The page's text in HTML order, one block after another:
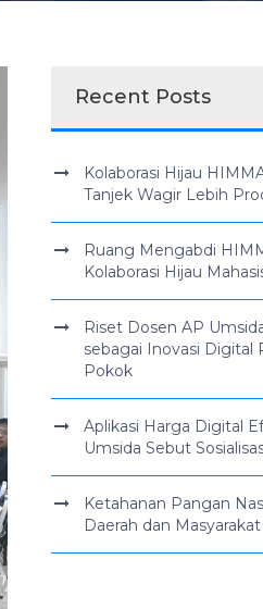
Recent Posts
Kolaborasi Hijau
Tanjek Wagir Lebih
Ruang Mengabdi
Kolaborasi Hijau
Riset Dosen AP
sebagai Inovasi Digital
Pokok
Aplikasi Harga Digital
Umsida Sebut
Ketahanan Pangan
Daerah dan